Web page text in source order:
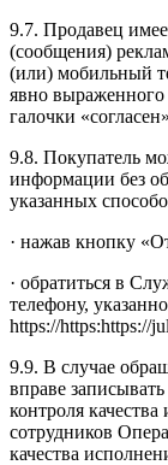
9.7. Продавец
(сообщения)
(или) мобильный
явно выраженного
галочки
9.8. Покупатель
информации без
указанных
· нажав кнопку
· обратиться в
телефону,
https://https:https://
9.9. В случае
вправе
контроля
сотрудников
качества